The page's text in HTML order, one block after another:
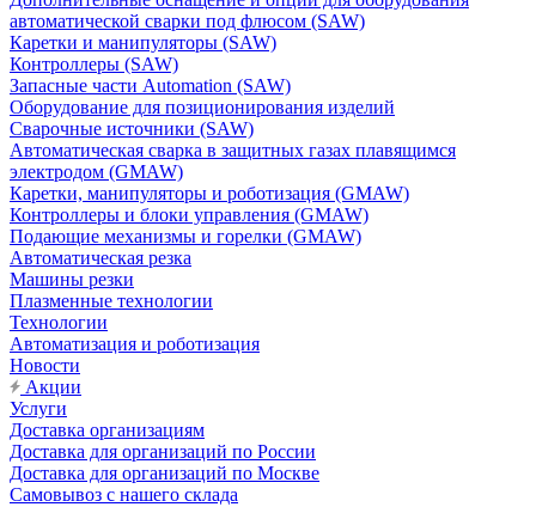
автоматической сварки под флюсом (SAW)
Каретки и манипуляторы (SAW)
Контроллеры (SAW)
Запасные части Automation (SAW)
Оборудование для позиционирования изделий
Сварочные источники (SAW)
Автоматическая сварка в защитных газах плавящимся
электродом (GMAW)
Каретки, манипуляторы и роботизация (GMAW)
Контроллеры и блоки управления (GMAW)
Подающие механизмы и горелки (GMAW)
Автоматическая резка
Машины резки
Плазменные технологии
Технологии
Автоматизация и роботизация
Новости
Акции
Услуги
Доставка организациям
Доставка для организаций по России
Доставка для организаций по Москве
Самовывоз с нашего склада